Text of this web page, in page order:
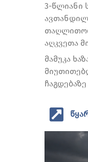
3-წლიანი
აღკვეთა
მამუკა